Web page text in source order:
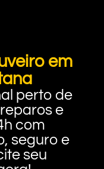
em
perto de
e
com
seguro e
seu